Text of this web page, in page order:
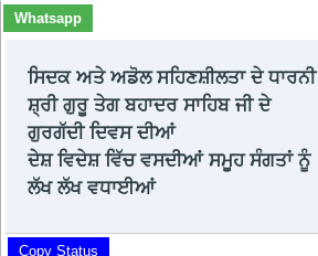
Whatsapp
ਸਿਦਕ ਅਤੇ ਅਡੋਲ ਸਹਿਣਸ਼ੀਲਤਾ ਦੇ ਧਾਰਨੀ
ਸ਼੍ਰੀ ਗੁਰੂ ਤੇਗ ਬਹਾਦਰ ਸਾਹਿਬ ਜੀ ਦੇ
ਗੁਰਗੱਦੀ ਦਿਵਸ ਦੀਆਂ
ਦੇਸ਼ ਵਿਦੇਸ਼ ਵਿੱਚ ਵਸਦੀਆਂ ਸਮੂਹ ਸੰਗਤਾਂ ਨੂੰ
ਲੱਖ ਲੱਖ ਵਧਾਈਆਂ
Copy Status